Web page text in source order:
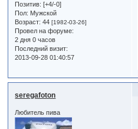
Позитив: [+4/-0]
Пол: Мужской
Возраст: 44[1982-03-26]
Провел на форуме:
2 дня 0 часов
Последний визит:
2013-09-28 01:40:57
seregafoton
Любитель пива